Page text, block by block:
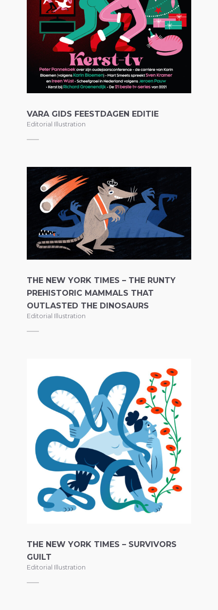
VARA GIDS FEESTDAGEN EDITIE
Editorial Illustration
THE NEW YORK TIMES – THE RUNTY
PREHISTORIC MAMMALS THAT
OUTLASTED THE DINOSAURS
Editorial Illustration
THE NEW YORK TIMES – SURVIVORS
GUILT
Editorial Illustration